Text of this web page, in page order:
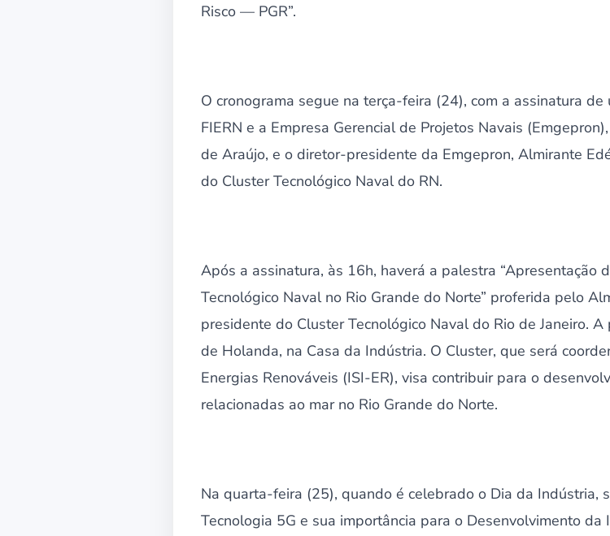
Risco — PGR”.
O cronograma segue na terça-feira (24), com a assinatura
FIERN e a Empresa Gerencial de Projetos Navais
de Araújo, e o diretor-presidente da Emgepron, Almirante
do Cluster Tecnológico Naval do RN.
Após a assinatura, às 16h, haverá a palestra “Apresentação
Tecnológico Naval no Rio Grande do Norte” proferida pelo
presidente do Cluster Tecnológico Naval do Rio de Janeiro.
de Holanda, na Casa da Indústria. O Cluster, que será
Energias Renováveis (ISI-ER), visa contribuir para o
relacionadas ao mar no Rio Grande do Norte.
Na quarta-feira (25), quando é celebrado o Dia da Indústria,
Tecnologia 5G e sua importância para o Desenvolvimento da